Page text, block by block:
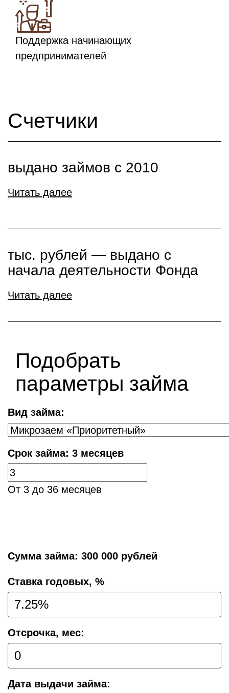
Поддержка начинающих
предпринимателей
Счетчики
выдано займов с 2010
Читать далее
тыс. рублей ― выдано с
начала деятельности Фонда
Читать далее
Подобрать
параметры займа
Вид займа:
Срок займа: 3 месяцев
От 3 до 36 месяцев
Сумма займа: 300 000 рублей
Cтавка годовых, %
Отсрочка, мес:
Дата выдачи займа: